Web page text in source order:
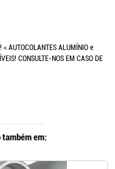
< AUTOCOLANTES ALUMÍNIO e
CONSULTE-NOS EM CASO DE
em: